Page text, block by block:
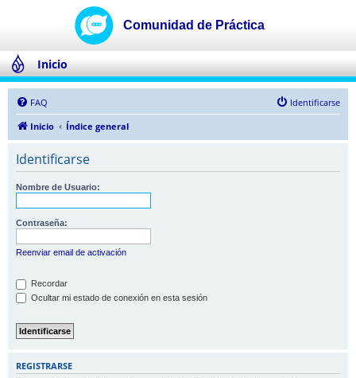
Inicio
FAQ
Identificarse
Inicio
Índice general
Identificarse
Nombre de Usuario:
Contraseña:
Reenviar email de activación
Recordar
Ocultar mi estado de conexión en esta sesión
REGISTRARSE